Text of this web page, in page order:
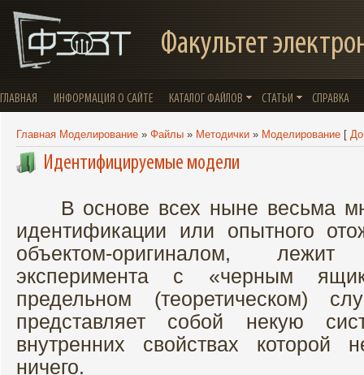
Факультет
ГЛАВНАЯ ИНФОРМАЦИЯ О САЙТЕ КАТАЛОГ ФАЙЛОВ СТАТЬИ СПРАВКА
Главная Моделирование » Файлы » Методички » Моделирование [
Идентифицируемые модели
В основе всех ныне весьма
идентификации или опытного
объектом-оригиналом,
эксперимента с «черным
предельном (теоретическом)
представляет собой некую
внутренних свойствах которой
ничего.